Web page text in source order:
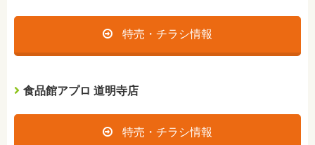
特売・チラシ情報
食品館アプロ 道明寺店
特売・チラシ情報